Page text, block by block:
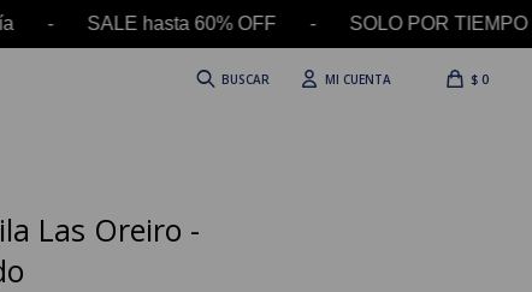
- SALE hasta 60% OFF - SOLO POR TIEMPO
$ 0
Las Oreiro -